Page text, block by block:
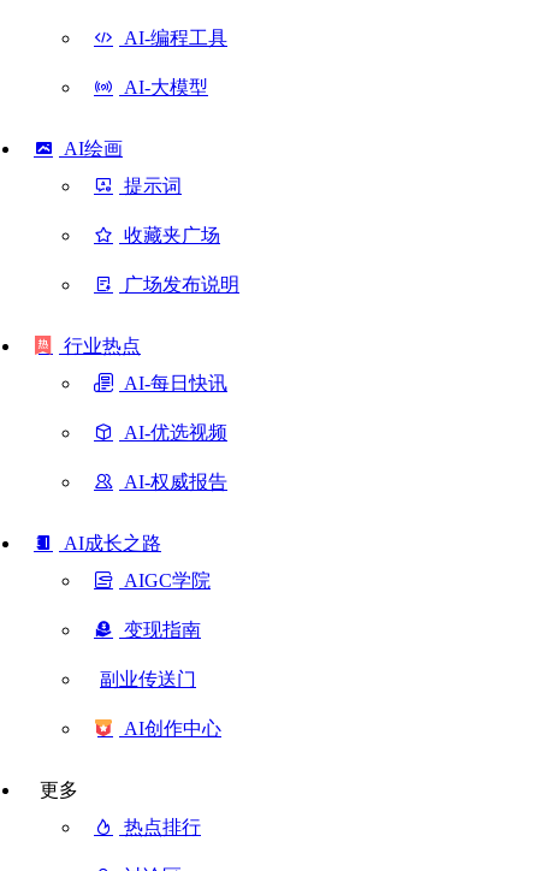
AI-编程工具
AI-大模型
AI绘画
提示词
收藏夹广场
广场发布说明
行业热点
AI-每日快讯
AI-优选视频
AI-权威报告
AI成长之路
AIGC学院
变现指南
副业传送门
AI创作中心
更多
热点排行